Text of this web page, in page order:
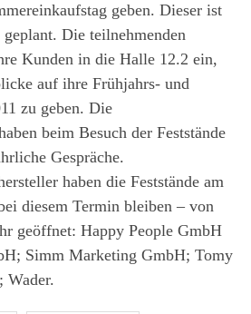
geben. Dieser ist
Die teilnehmenden
Kunden in die Halle 12.2 ein,
auf ihre Frühjahrs- und
zu geben. Die
beim Besuch der Feststände
Gespräche.
haben die Feststände am
diesem Termin bleiben – von
geöffnet: Happy People GmbH
Simm Marketing GmbH; Tomy
Wader.